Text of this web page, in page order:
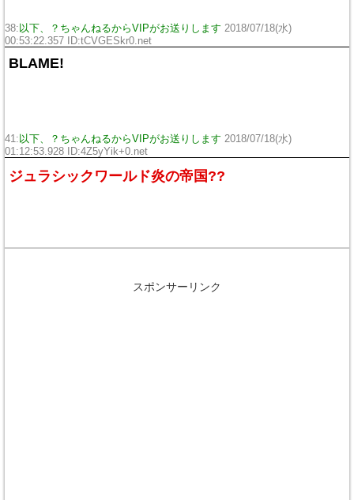
38: 以下、？ちゃんねるからVIPがお送りします 2018/07/18(水)
00:53:22.357 ID:tCVGESkr0.net
BLAME!
41: 以下、？ちゃんねるからVIPがお送りします 2018/07/18(水)
01:12:53.928 ID:4Z5yYik+0.net
ジュラシックワールド炎の帝国??
スポンサーリンク